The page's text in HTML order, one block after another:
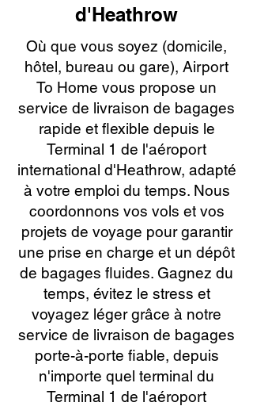
d'Heathrow
Où que vous soyez (domicile,
hôtel, bureau ou gare), Airport
To Home vous propose un
service de livraison de bagages
rapide et flexible depuis le
Terminal 1 de l'aéroport
international d'Heathrow, adapté
à votre emploi du temps. Nous
coordonnons vos vols et vos
projets de voyage pour garantir
une prise en charge et un dépôt
de bagages fluides. Gagnez du
temps, évitez le stress et
voyagez léger grâce à notre
service de livraison de bagages
porte-à-porte fiable, depuis
n'importe quel terminal du
Terminal 1 de l'aéroport